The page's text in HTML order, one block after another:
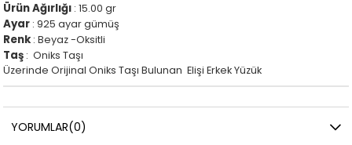
Ürün Ağırlığı : 15.00 gr
Ayar : 925 ayar gümüş
Renk : Beyaz -Oksitli
Taş : Oniks Taşı
Üzerinde Orijinal Oniks Taşı Bulunan Elişi Erkek Yüzük
YORUMLAR(0)